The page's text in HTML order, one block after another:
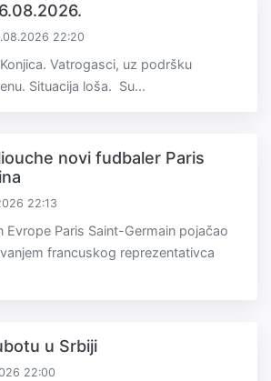
22:20
Vatrogasci, uz podršku
Situacija loša. Su...
novi fudbaler Paris
22:13
Evrope Paris Saint-Germain pojačao
francuskog reprezentativca
u Srbiji
22:00